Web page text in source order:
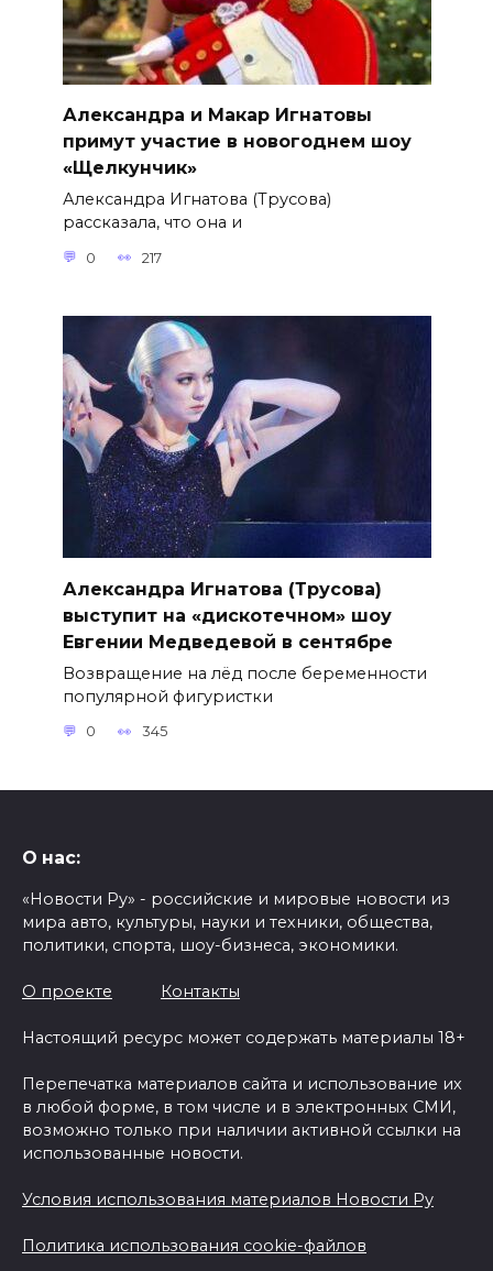
Александра и Макар Игнатовы
примут участие в новогоднем шоу
«Щелкунчик»
Александра Игнатова (Трусова)
рассказала, что она и
0 217
Александра Игнатова (Трусова)
выступит на «дискотечном» шоу
Евгении Медведевой в сентябре
Возвращение на лёд после беременности
популярной фигуристки
0 345
О нас:
«Новости Ру» - российские и мировые новости из
мира авто, культуры, науки и техники, общества,
политики, спорта, шоу-бизнеса, экономики.
О проекте Контакты
Настоящий ресурс может содержать материалы 18+
Перепечатка материалов сайта и использование их
в любой форме, в том числе и в электронных СМИ,
возможно только при наличии активной ссылки на
использованные новости.
Условия использования материалов Новости Ру
Политика использования cookie-файлов